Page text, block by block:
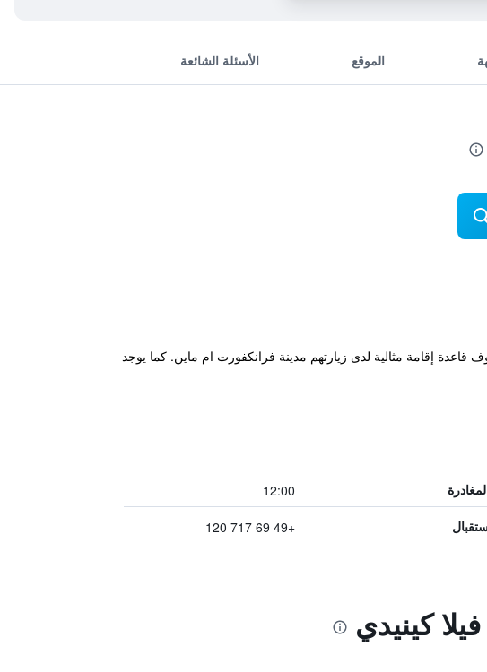
الموقع الأسئلة الشائعة
إقامة مثالية لدى زيارتهم مدينة فرانكفورت ام ماين. كما يوجد
12:00
+49 69 717 120
كينيدي